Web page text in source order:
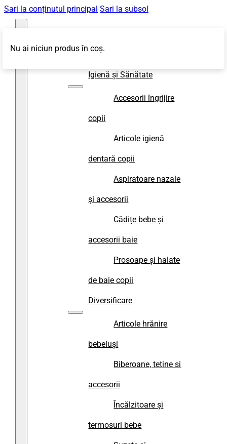
Sari la conținutul principal Sari la subsol
Igienă și Sănătate
Accesorii îngrijire
copii
Articole igienă
dentară copii
Aspiratoare nazale
și accesorii
Cădițe bebe și
accesorii baie
Prosoape și halate
de baie copii
Diversificare
Articole hrănire
bebeluși
Biberoane, tetine si
accesorii
Încălzitoare și
termosuri bebe
Nu ai niciun produs în coș.